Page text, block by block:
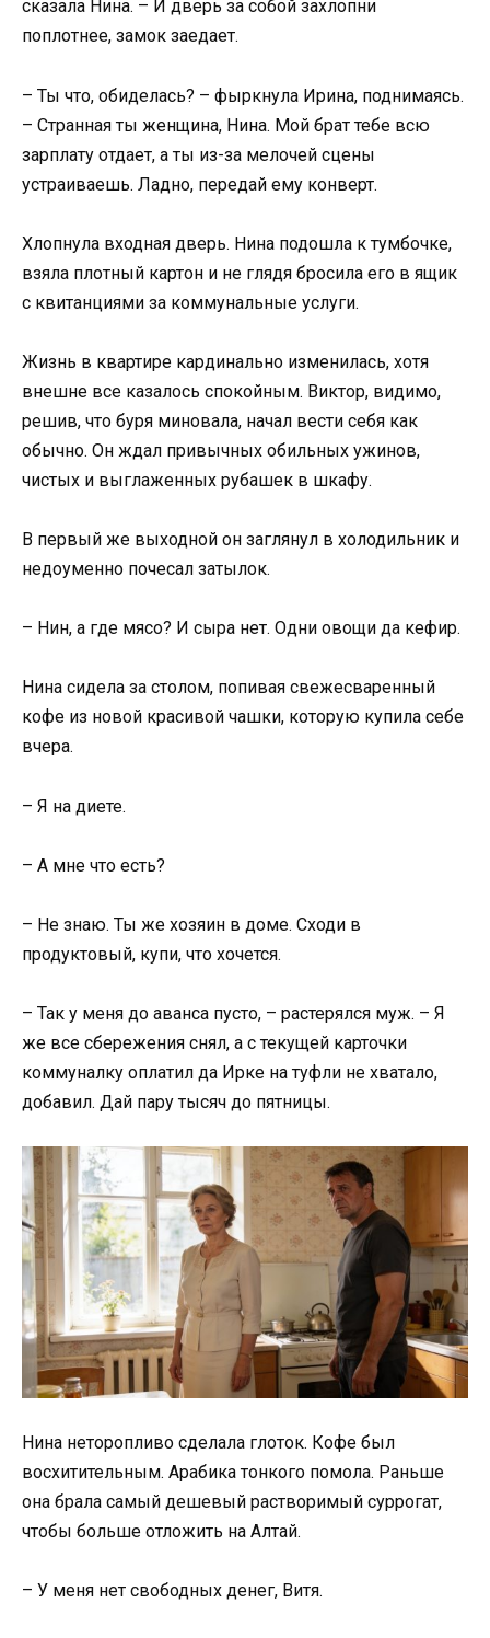
сказала Нина. – И дверь за собой захлопни
поплотнее, замок заедает.
– Ты что, обиделась? – фыркнула Ирина, поднимаясь.
– Странная ты женщина, Нина. Мой брат тебе всю
зарплату отдает, а ты из-за мелочей сцены
устраиваешь. Ладно, передай ему конверт.
Хлопнула входная дверь. Нина подошла к тумбочке,
взяла плотный картон и не глядя бросила его в ящик
с квитанциями за коммунальные услуги.
Жизнь в квартире кардинально изменилась, хотя
внешне все казалось спокойным. Виктор, видимо,
решив, что буря миновала, начал вести себя как
обычно. Он ждал привычных обильных ужинов,
чистых и выглаженных рубашек в шкафу.
В первый же выходной он заглянул в холодильник и
недоуменно почесал затылок.
– Нин, а где мясо? И сыра нет. Одни овощи да кефир.
Нина сидела за столом, попивая свежесваренный
кофе из новой красивой чашки, которую купила себе
вчера.
– Я на диете.
– А мне что есть?
– Не знаю. Ты же хозяин в доме. Сходи в
продуктовый, купи, что хочется.
– Так у меня до аванса пусто, – растерялся муж. – Я
же все сбережения снял, а с текущей карточки
коммуналку оплатил да Ирке на туфли не хватало,
добавил. Дай пару тысяч до пятницы.
Нина неторопливо сделала глоток. Кофе был
восхитительным. Арабика тонкого помола. Раньше
она брала самый дешевый растворимый суррогат,
чтобы больше отложить на Алтай.
– У меня нет свободных денег, Витя.